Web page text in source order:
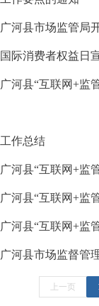
广河县市场监管局
国际消费者权益日
广河县“互联网+监
工作总结
广河县“互联网+监
广河县“互联网+监
广河县市场监督管
上一页